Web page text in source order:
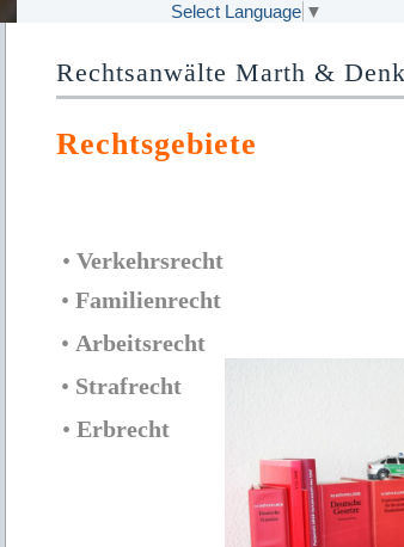
Select Language ▼
Rechtsanwälte Marth &
Rechtsgebiete
• Verkehrsrecht
•
• Arbeitsrecht
• Strafrecht
• Erbrecht